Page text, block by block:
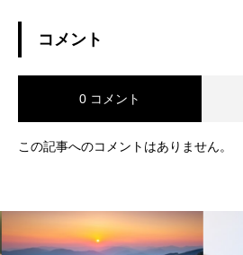
コメント
0 コメント
この記事へのコメントはありません。